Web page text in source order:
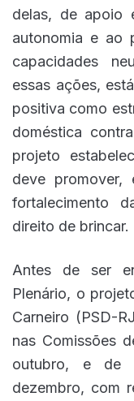
delas, de apoio
autonomia e ao
capacidades
essas ações,
positiva como
doméstica
projeto
deve
fortalecimento
direito de brincar.
Antes de ser
Plenário, o
Carneiro (PSD-
nas Comissões
outubro, e de
dezembro, com